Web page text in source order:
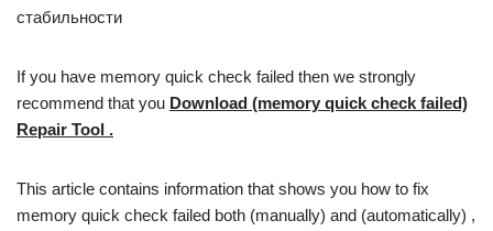
стабильности
If you have memory quick check failed then we strongly
recommend that you Download (memory quick check failed)
Repair Tool .
This article contains information that shows you how to fix
memory quick check failed both (manually) and (automatically) ,